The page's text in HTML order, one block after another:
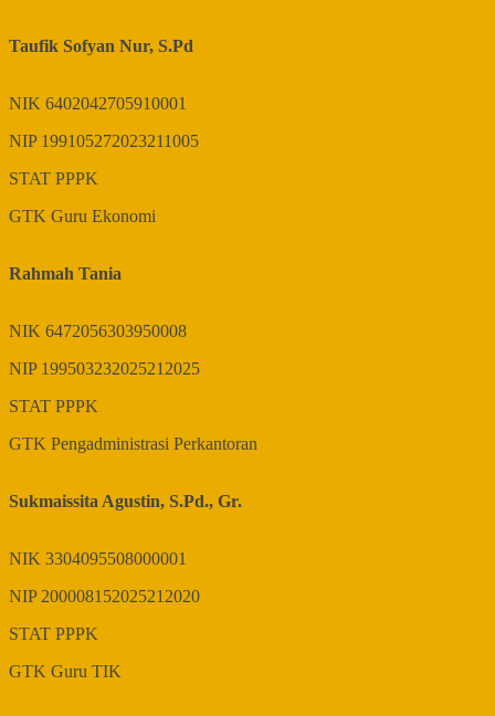
Taufik Sofyan Nur, S.Pd
NIK 6402042705910001
NIP 199105272023211005
STAT PPPK
GTK Guru Ekonomi
Rahmah Tania
NIK 6472056303950008
NIP 199503232025212025
STAT PPPK
GTK Pengadministrasi Perkantoran
Sukmaissita Agustin, S.Pd., Gr.
NIK 3304095508000001
NIP 200008152025212020
STAT PPPK
GTK Guru TIK